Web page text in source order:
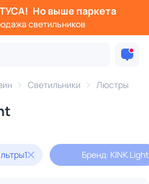
Но выше паркета
светильников
Светильники Люстры
1 Бренд: KINK Light